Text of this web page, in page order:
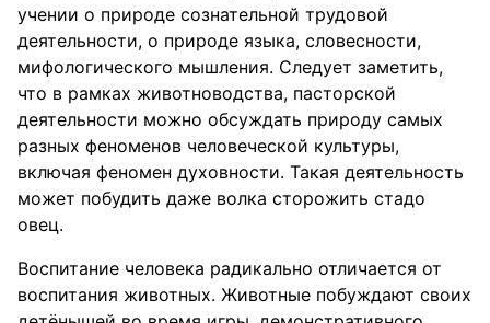
учении о природе сознательной трудовой
деятельности, о природе языка, словесности,
мифологического мышления. Следует заметить,
что в рамках животноводства, пасторской
деятельности можно обсуждать природу самых
разных феноменов человеческой культуры,
включая феномен духовности. Такая деятельность
может побудить даже волка сторожить стадо
овец.
Воспитание человека радикально отличается от
воспитания животных. Животные побуждают своих